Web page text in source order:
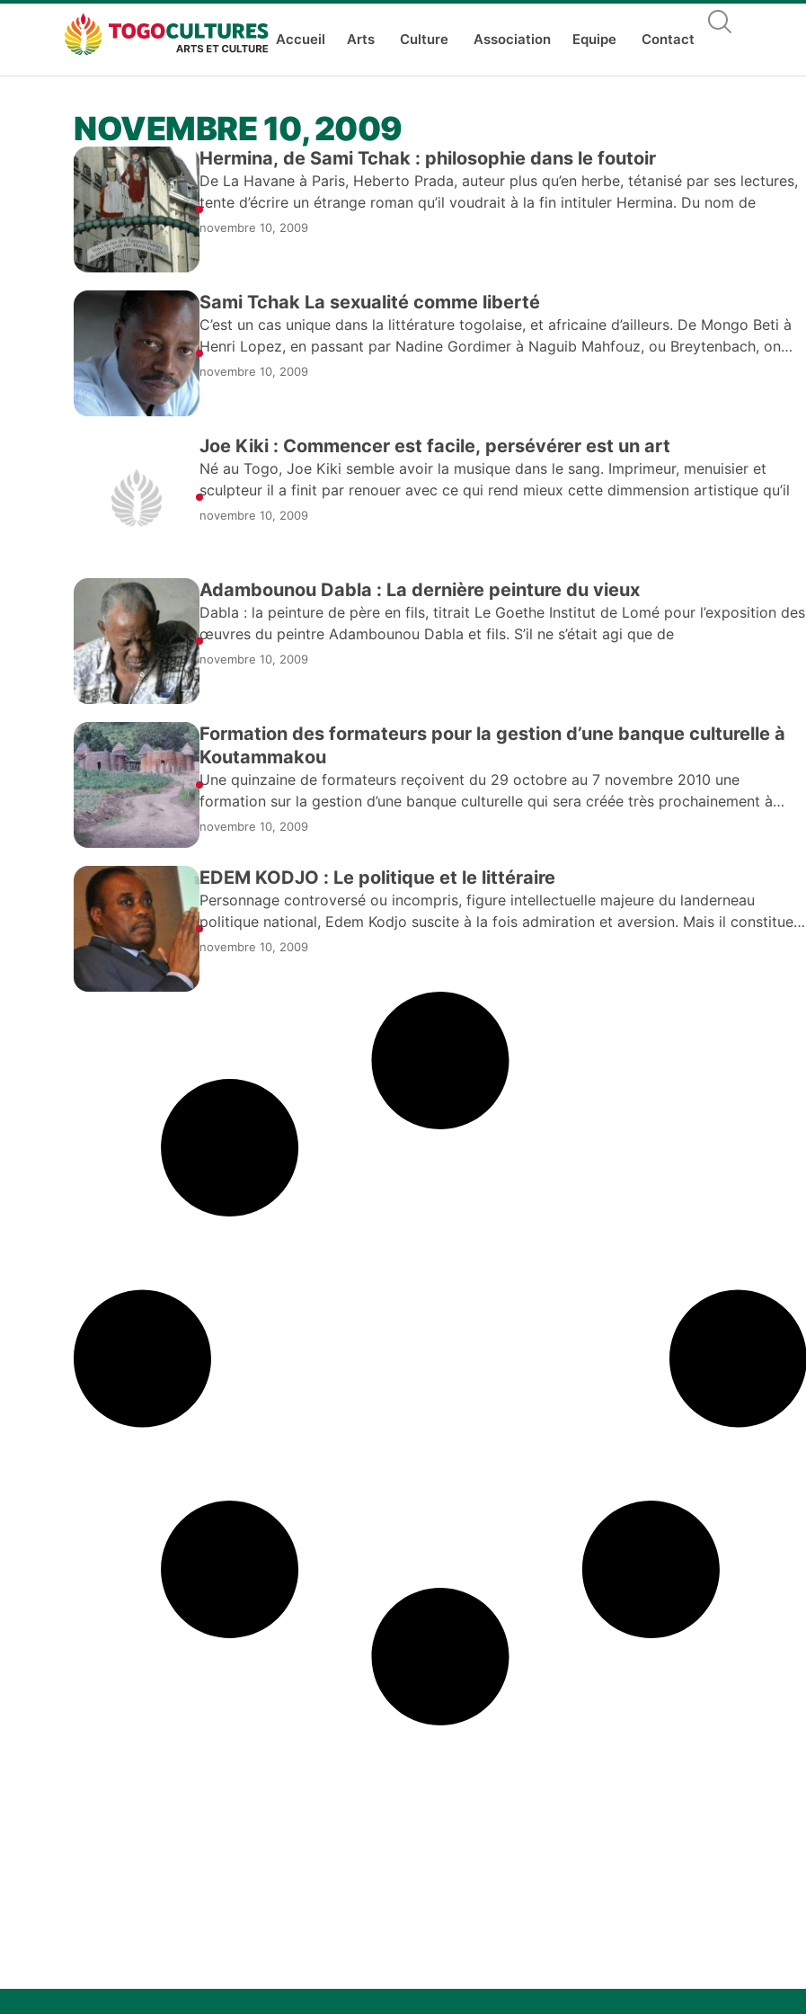
Accueil Arts Culture Association Equipe Contact
NOVEMBRE 10, 2009
Hermina, de Sami Tchak : philosophie dans le foutoir
De La Havane à Paris, Heberto Prada, auteur plus qu’en herbe, tétanisé par ses lectures,
tente d’écrire un étrange roman qu’il voudrait à la fin intituler Hermina. Du nom de
novembre 10, 2009
Sami Tchak La sexualité comme liberté
C’est un cas unique dans la littérature togolaise, et africaine d’ailleurs. De Mongo Beti à
Henri Lopez, en passant par Nadine Gordimer à Naguib Mahfouz, ou Breytenbach, on
trouvera à
novembre 10, 2009
Joe Kiki : Commencer est facile, persévérer est un art
Né au Togo, Joe Kiki semble avoir la musique dans le sang. Imprimeur, menuisier et
sculpteur il a finit par renouer avec ce qui rend mieux cette dimmension artistique qu’il
novembre 10, 2009
Adambounou Dabla : La dernière peinture du vieux
Dabla : la peinture de père en fils, titrait Le Goethe Institut de Lomé pour l’exposition des
œuvres du peintre Adambounou Dabla et fils. S’il ne s’était agi que de
novembre 10, 2009
Formation des formateurs pour la gestion d’une banque culturelle à
Koutammakou
Une quinzaine de formateurs reçoivent du 29 octobre au 7 novembre 2010 une
formation sur la gestion d’une banque culturelle qui sera créée très prochainement à
Koutamakou dans la préfecture
novembre 10, 2009
EDEM KODJO : Le politique et le littéraire
Personnage controversé ou incompris, figure intellectuelle majeure du landerneau
politique national, Edem Kodjo suscite à la fois admiration et aversion. Mais il constitue
peut-être un rare cas d’être à
novembre 10, 2009